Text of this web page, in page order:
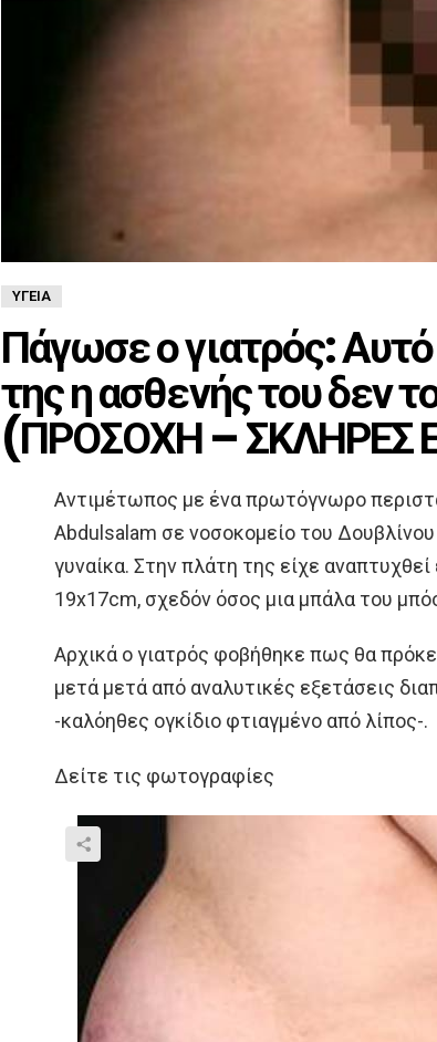
ΥΓΕΊΑ
Πάγωσε ο γιατρός:
της η ασθενής του δεν
(ΠΡΟΣΟΧΗ – ΣΚΛΗΡΕΣ
Αντιμέτωπος με ένα πρωτόγνωρο
Abdulsalam σε νοσοκομείο του
γυναίκα. Στην πλάτη της είχε
19x17cm, σχεδόν όσος μια μπάλα του
Αρχικά ο γιατρός φοβήθηκε πως θα
μετά μετά από αναλυτικές εξετάσεις
-καλόηθες ογκίδιο φτιαγμένο από λίπος-.
Δείτε τις φωτογραφίες